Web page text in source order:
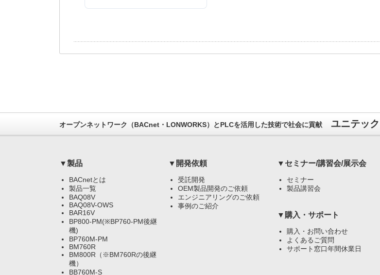
オープンネットワーク（BACnet・LONWORKS）とPLCを活用した技術で社会に貢献 ユニテック
▼製品
BACnetとは
製品一覧
BAQ08V
BAQ08V-OWS
BAR16V
BP800-PM(※BP760-PM後継
機)
BP760M-PM
BM760R
BM800R（※BM760Rの後継
機）
BB760M-S
▼開発依頼
受託開発
OEM製品開発のご依頼
エンジニアリングのご依頼
事例のご紹介
▼セミナー/講習会/展示会
セミナー
製品講習会
▼購入・サポート
購入・お問い合わせ
よくあるご質問
サポート窓口年間休業日